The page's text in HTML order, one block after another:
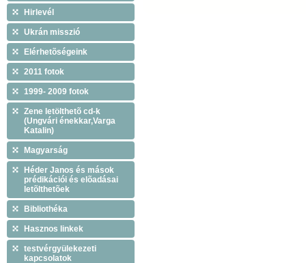
Hirlevél
Ukrán misszió
Elérhetõségeink
2011 fotok
1999- 2009 fotok
Zene letölthetõ cd-k
(Ungvári énekkar,Varga
Katalin)
Magyarság
Héder Janos és mások
prédikációi és elõadásai
letõlthetõek
Bibliothéka
Hasznos linkek
testvérgyülekezeti
kapcsolatok